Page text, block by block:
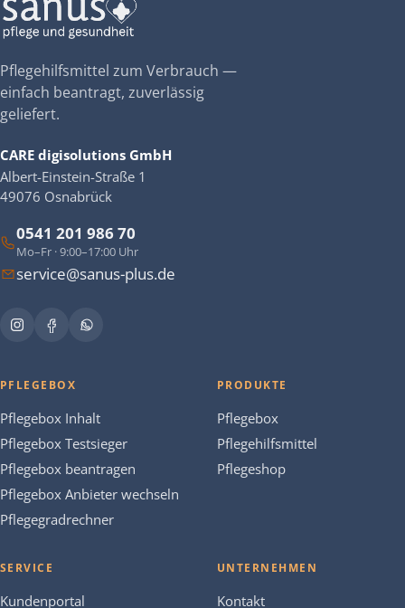
Pflegehilfsmittel zum Verbrauch —
einfach beantragt, zuverlässig
geliefert.
CARE digisolutions GmbH
Albert-Einstein-Straße 1
49076 Osnabrück
0541 201 986 70
Mo–Fr · 9:00–17:00 Uhr
service@sanus-plus.de
PFLEGEBOX
Pflegebox Inhalt
Pflegebox Testsieger
Pflegebox beantragen
Pflegebox Anbieter wechseln
Pflegegradrechner
PRODUKTE
Pflegebox
Pflegehilfsmittel
Pflegeshop
SERVICE
Kundenportal
UNTERNEHMEN
Kontakt